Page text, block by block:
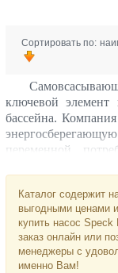
Сортировать по:
ключевой элемент
бассейна.
переменной
копируют
вами насос
Каталог содержит
выгодными ценами
купить насос
заказ онлайн или
менеджеры с
именно Вам!